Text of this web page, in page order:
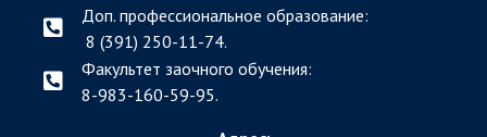
Доп. профессиональное образование:
8 (391) 250-11-74.
Факультет заочного обучения:
8-983-160-59-95.